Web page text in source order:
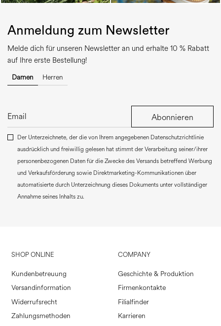
Anmeldung zum Newsletter
Melde dich für unseren Newsletter an und erhalte 10 % Rabatt
auf Ihre erste Bestellung!
Damen Herren
Abonnieren
Der Unterzeichnete, der die von Ihrem angegebenen Datenschutzrichtlinie
ausdrücklich und freiwillig gelesen hat stimmt der Verarbeitung seiner/ihrer
personenbezogenen Daten für die Zwecke des Versands betreffend Werbung
und Verkaufsförderung sowie Direktmarketing-Kommunikationen über
automatisierte durch Unterzeichnung dieses Dokuments unter vollständiger
Annahme seines Inhalts zu.
SHOP ONLINE
Kundenbetreuung
Versandinformation
Widerrufsrecht
Zahlungsmethoden
COMPANY
Geschichte & Produktion
Firmenkontakte
Filialfinder
Karrieren